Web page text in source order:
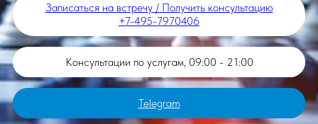
Записаться на встречу / Получить консультацию
+7-495-7970406
Консультации по услугам, 09:00 - 21:00
Telegram